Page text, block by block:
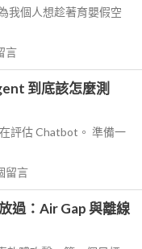
我個人想趁著育嬰假空
言
到底該怎麼測
評估 Chatbot。 準備一
留言
過：Air Gap 與離線